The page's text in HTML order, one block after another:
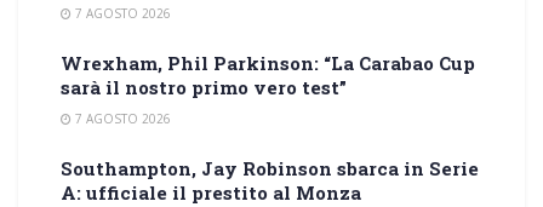
7 AGOSTO 2026
Wrexham, Phil Parkinson: “La Carabao Cup
sarà il nostro primo vero test”
7 AGOSTO 2026
Southampton, Jay Robinson sbarca in Serie
A: ufficiale il prestito al Monza